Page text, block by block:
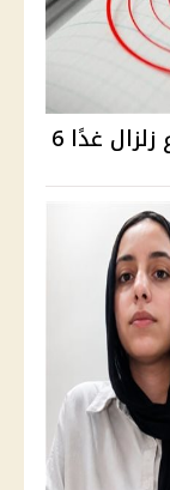
البحوث الفلكية تحسم مزاعم وقوع زلزال غدًا 6